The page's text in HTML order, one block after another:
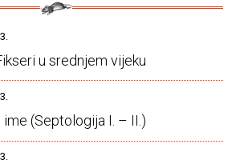
u srednjem vijeku
(Septologija I. – II.)